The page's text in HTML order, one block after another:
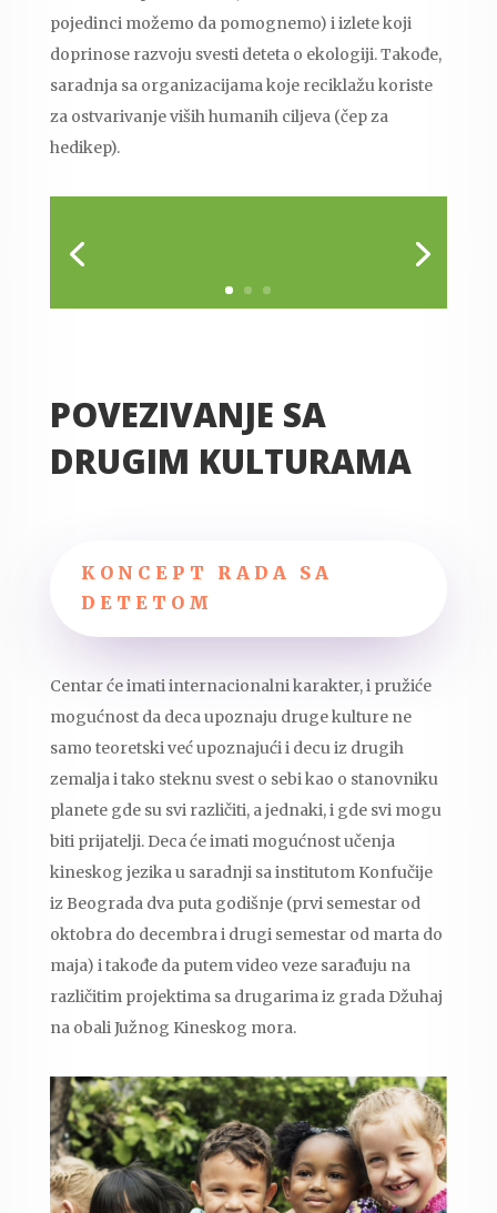
pojedinci možemo da pomognemo) i izlete koji
doprinose razvoju svesti deteta o ekologiji. Takođe,
saradnja sa organizacijama koje reciklažu koriste
za ostvarivanje viših humanih ciljeva (čep za
hedikep).
POVEZIVANJE SA
DRUGIM KULTURAMA
KONCEPT RADA SA
DETETOM
Centar će imati internacionalni karakter, i pružiće
mogućnost da deca upoznaju druge kulture ne
samo teoretski već upoznajući i decu iz drugih
zemalja i tako steknu svest o sebi kao o stanovniku
planete gde su svi različiti, a jednaki, i gde svi mogu
biti prijatelji. Deca će imati mogućnost učenja
kineskog jezika u saradnji sa institutom Konfučije
iz Beograda dva puta godišnje (prvi semestar od
oktobra do decembra i drugi semestar od marta do
maja) i takođe da putem video veze sarađuju na
različitim projektima sa drugarima iz grada Džuhaj
na obali Južnog Kineskog mora.